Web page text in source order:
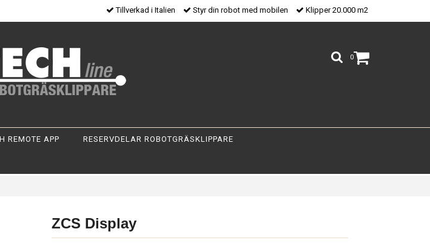
Tillverkad i Italien Styr din robot med mobilen Klipper 20.000 m2
0
REMOTE APP RESERVDELAR ROBOTGRÄSKLIPPARE
ZCS Display